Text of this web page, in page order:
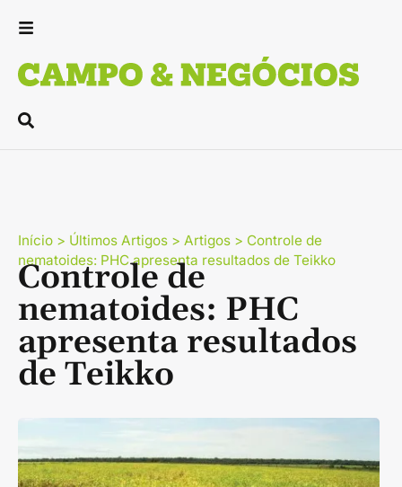
Início > Últimos Artigos > Artigos > Controle de
nematoides: PHC apresenta resultados de Teikko
Controle de
nematoides: PHC
apresenta resultados
de Teikko